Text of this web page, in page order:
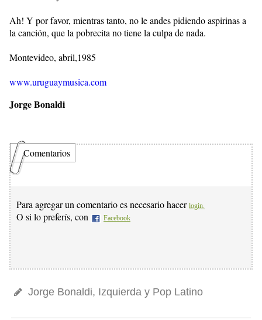
Ah! Y por favor, mientras tanto, no le andes pidiendo aspirinas a
la canción, que la pobrecita no tiene la culpa de nada.
Montevideo, abril,1985
www.uruguaymusica.com
Jorge Bonaldi
Comentarios
Para agregar un comentario es necesario hacer login.
O si lo preferís, con Facebook
Jorge Bonaldi, Izquierda y Pop Latino